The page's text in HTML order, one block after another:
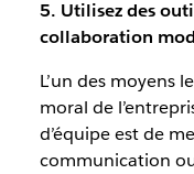
5. Utilisez des
collaboration
L’un des moyens
moral de
d’équipe est de
communication